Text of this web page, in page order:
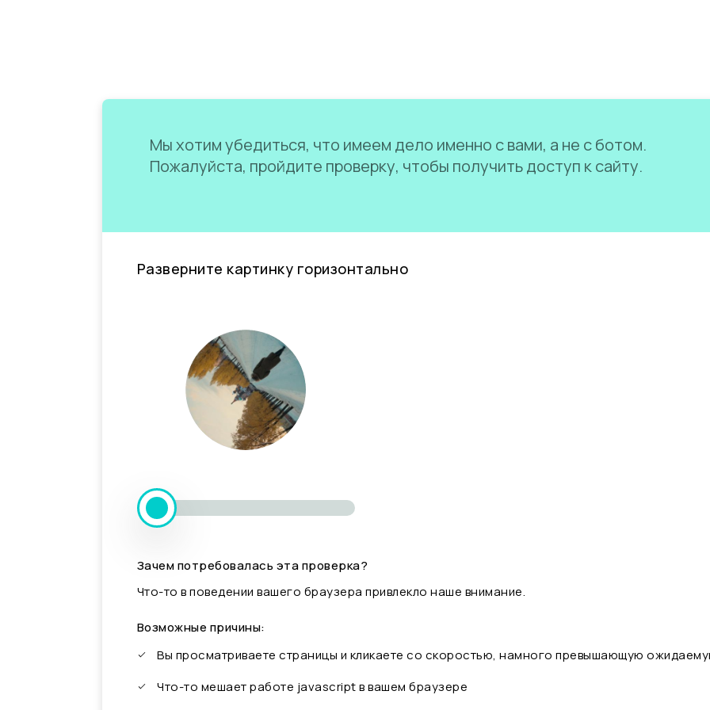
Мы хотим убедиться, что имеем дело именно с вами, а не с ботом.
Пожалуйста, пройдите проверку, чтобы получить доступ к сайту.
Разверните картинку горизонтально
Зачем потребовалась эта проверка?
Что-то в поведении вашего браузера привлекло наше внимание.
Возможные причины:
Вы просматриваете страницы и кликаете со скоростью, намного превышающую
Что-то мешает работе javascript в вашем браузере